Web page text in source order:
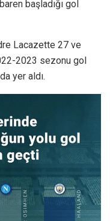
başladığı gol
Lacazette 27 ve
2023 sezonu gol
yer aldı.